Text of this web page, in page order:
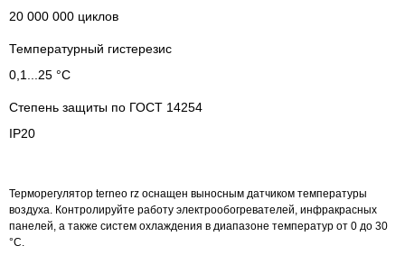
20 000 000 циклов
Температурный гистерезис
0,1...25 °С
Степень защиты по ГОСТ 14254
ІР20
Терморегулятор terneo rz оснащен выносным датчиком температуры
воздуха. Контролируйте работу электрообогревателей, инфракрасных
панелей, а также систем охлаждения в диапазоне температур от 0 до 30
°С.